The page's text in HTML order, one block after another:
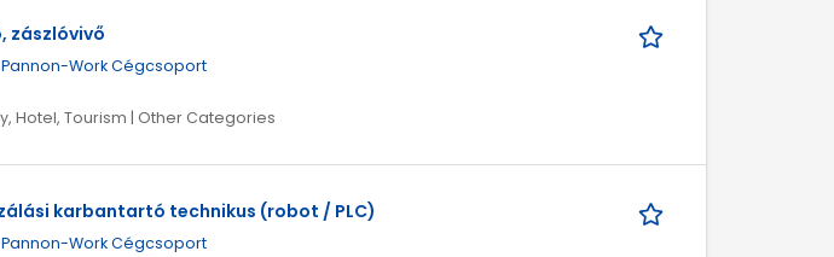
zászlóvivő
Pannon-Work Cégcsoport
Hotel, Tourism | Other Categories
karbantartó technikus (robot / PLC)
Pannon-Work Cégcsoport